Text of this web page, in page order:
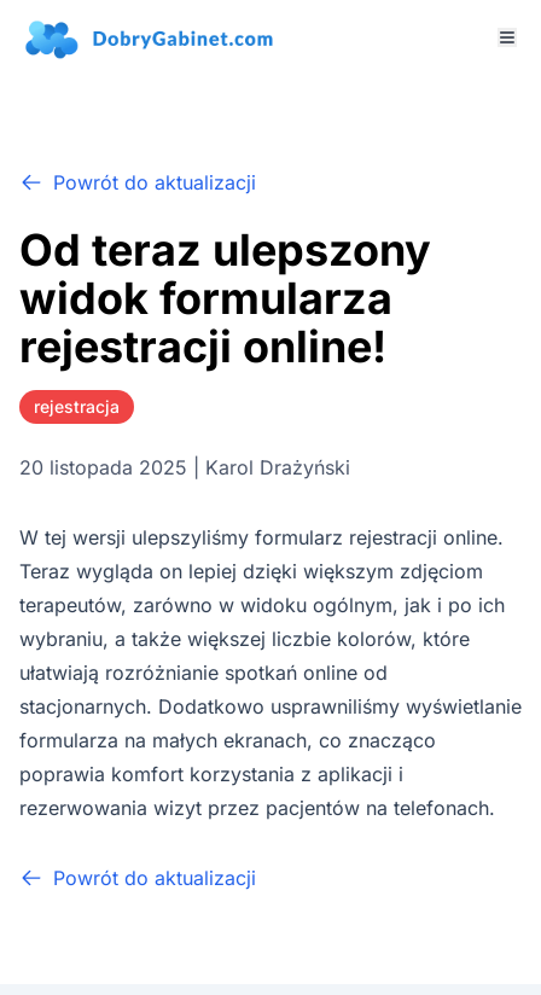
Powrót do aktualizacji
Od teraz ulepszony
widok formularza
rejestracji online!
rejestracja
20 listopada 2025 | Karol Drażyński
W tej wersji ulepszyliśmy formularz rejestracji online.
Teraz wygląda on lepiej dzięki większym zdjęciom
terapeutów, zarówno w widoku ogólnym, jak i po ich
wybraniu, a także większej liczbie kolorów, które
ułatwiają rozróżnianie spotkań online od
stacjonarnych. Dodatkowo usprawniliśmy wyświetlanie
formularza na małych ekranach, co znacząco
poprawia komfort korzystania z aplikacji i
rezerwowania wizyt przez pacjentów na telefonach.
Powrót do aktualizacji